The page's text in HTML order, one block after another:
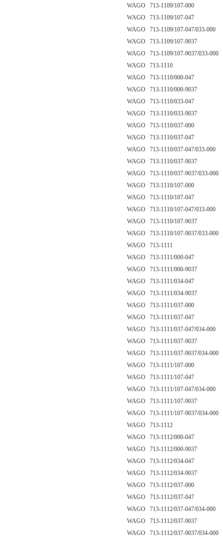
WAGO 713-1109/107-000
WAGO 713-1109/107-047
WAGO 713-1109/107-047/033-000
WAGO 713-1109/107-9037
WAGO 713-1109/107-9037/033-000
WAGO 713-1110
WAGO 713-1110/000-047
WAGO 713-1110/000-9037
WAGO 713-1110/033-047
WAGO 713-1110/033-9037
WAGO 713-1110/037-000
WAGO 713-1110/037-047
WAGO 713-1110/037-047/033-000
WAGO 713-1110/037-9037
WAGO 713-1110/037-9037/033-000
WAGO 713-1110/107-000
WAGO 713-1110/107-047
WAGO 713-1110/107-047/033-000
WAGO 713-1110/107-9037
WAGO 713-1110/107-9037/033-000
WAGO 713-1111
WAGO 713-1111/000-047
WAGO 713-1111/000-9037
WAGO 713-1111/034-047
WAGO 713-1111/034-9037
WAGO 713-1111/037-000
WAGO 713-1111/037-047
WAGO 713-1111/037-047/034-000
WAGO 713-1111/037-9037
WAGO 713-1111/037-9037/034-000
WAGO 713-1111/107-000
WAGO 713-1111/107-047
WAGO 713-1111/107-047/034-000
WAGO 713-1111/107-9037
WAGO 713-1111/107-9037/034-000
WAGO 713-1112
WAGO 713-1112/000-047
WAGO 713-1112/000-9037
WAGO 713-1112/034-047
WAGO 713-1112/034-9037
WAGO 713-1112/037-000
WAGO 713-1112/037-047
WAGO 713-1112/037-047/034-000
WAGO 713-1112/037-9037
WAGO 713-1112/037-9037/034-000